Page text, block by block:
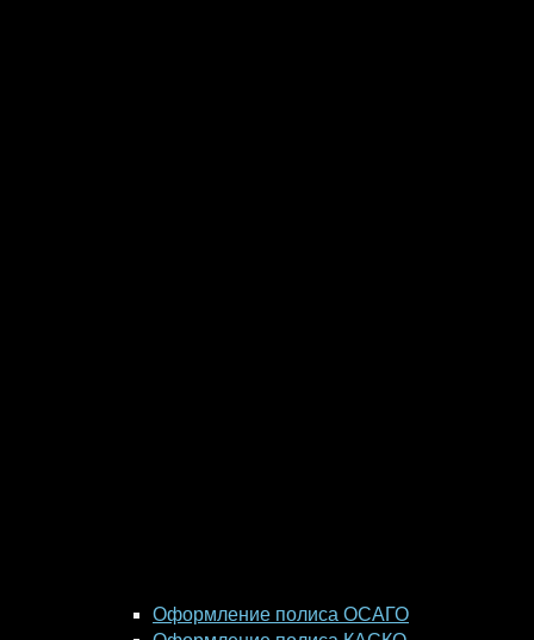
Оформление полиса ОСАГО